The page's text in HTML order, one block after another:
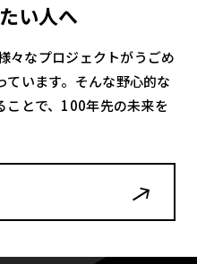
い人へ
々なプロジェクトがうごめ
ています。そんな野心的な
ことで、100年先の未来を